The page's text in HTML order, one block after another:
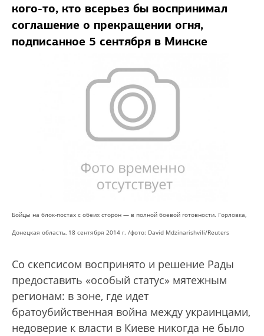
кого-то, кто всерьез бы воспринимал
соглашение о прекращении огня,
подписанное 5 сентября в Минске
Бойцы на блок-постах с обеих сторон — в полной боевой готовности. Горловка,
Донецкая область, 18 сентября 2014 г. /фото: David Mdzinarishvili/Reuters
Со скепсисом воспринято и решение Рады
предоставить «особый статус» мятежным
регионам: в зоне, где идет
братоубийственная война между украинцами,
недоверие к власти в Киеве никогда не было